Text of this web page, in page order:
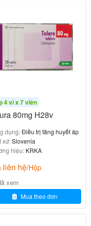
× 14 viên (28 viên)
tra trên bao bì).
có đơn bác sĩ).
quốc tế, kiểm
khả dụng cao, phù
bioequivalent
tương đương theo
chế tác dụng
80mg +
4 vỉ x 7 viên
80mg H28v
dụng:Điều trị tăng huyết áp
xứ:Slovenia
hiệu: KRKA
liên hệ/Hộp
xem
Mua theo đơn